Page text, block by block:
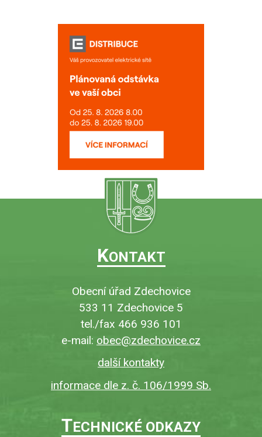
KONTAKT
Obecní úřad Zdechovice
533 11 Zdechovice 5
tel./fax 466 936 101
e-mail: obec@zdechovice.cz
další kontakty
informace dle z. č. 106/1999 Sb.
TECHNICKÉ ODKAZY